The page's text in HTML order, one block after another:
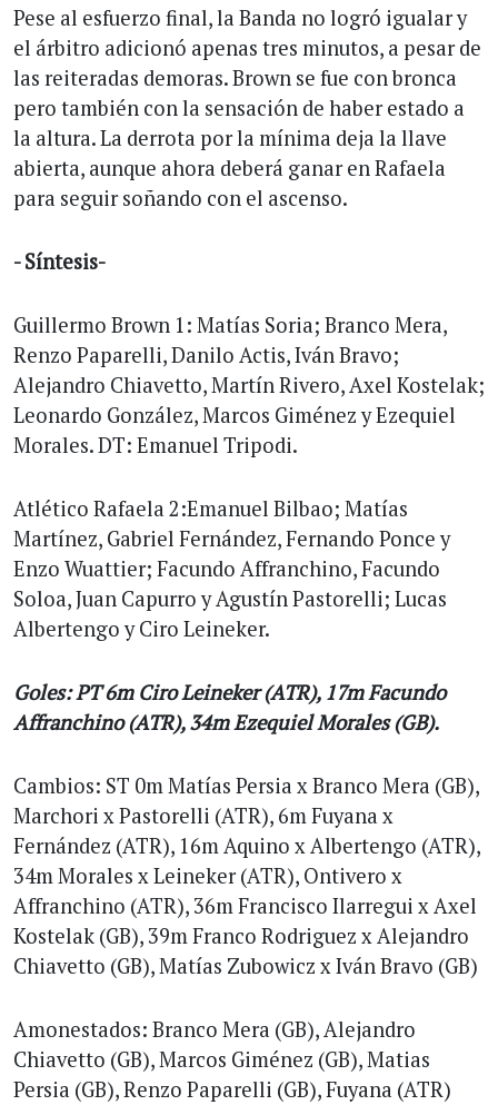
Pese al esfuerzo final, la Banda no logró igualar y
el árbitro adicionó apenas tres minutos, a pesar de
las reiteradas demoras. Brown se fue con bronca
pero también con la sensación de haber estado a
la altura. La derrota por la mínima deja la llave
abierta, aunque ahora deberá ganar en Rafaela
para seguir soñando con el ascenso.
- Síntesis-
Guillermo Brown 1: Matías Soria; Branco Mera,
Renzo Paparelli, Danilo Actis, Iván Bravo;
Alejandro Chiavetto, Martín Rivero, Axel Kostelak;
Leonardo González, Marcos Giménez y Ezequiel
Morales. DT: Emanuel Tripodi.
Atlético Rafaela 2:Emanuel Bilbao; Matías
Martínez, Gabriel Fernández, Fernando Ponce y
Enzo Wuattier; Facundo Affranchino, Facundo
Soloa, Juan Capurro y Agustín Pastorelli; Lucas
Albertengo y Ciro Leineker.
Goles: PT 6m Ciro Leineker (ATR), 17m Facundo
Affranchino (ATR), 34m Ezequiel Morales (GB).
Cambios: ST 0m Matías Persia x Branco Mera (GB),
Marchori x Pastorelli (ATR), 6m Fuyana x
Fernández (ATR), 16m Aquino x Albertengo (ATR),
34m Morales x Leineker (ATR), Ontivero x
Affranchino (ATR), 36m Francisco Ilarregui x Axel
Kostelak (GB), 39m Franco Rodriguez x Alejandro
Chiavetto (GB), Matías Zubowicz x Iván Bravo (GB)
Amonestados: Branco Mera (GB), Alejandro
Chiavetto (GB), Marcos Giménez (GB), Matias
Persia (GB), Renzo Paparelli (GB), Fuyana (ATR)